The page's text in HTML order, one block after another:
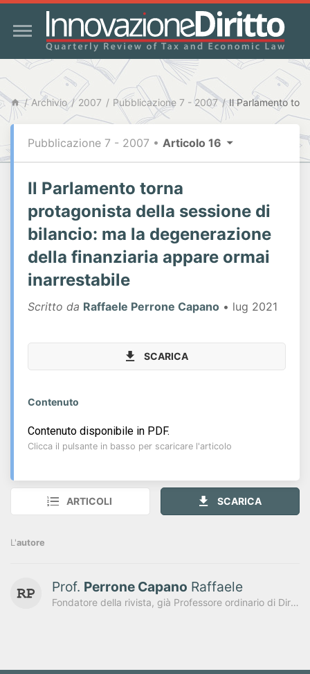
Archivio 2007 Pubblicazione 7 - 2007
Pubblicazione 7 - 2007 • Articolo 16
Il Parlamento torna
protagonista della sessione di
bilancio: ma la degenerazione
della finanziaria appare ormai
inarrestabile
Scritto da Raffaele Perrone Capano • lug 2021
SCARICA
Contenuto
Contenuto disponibile in PDF.
Clicca il pulsante in basso per scaricare l'articolo
ARTICOLI SCARICA
L'autore
Prof. Perrone Capano Raffaele
Fondatore della rivista, già Professore ordinario di Diritto finanziario e tributario presso l'Università degli Studi di Napoli "Federico II"